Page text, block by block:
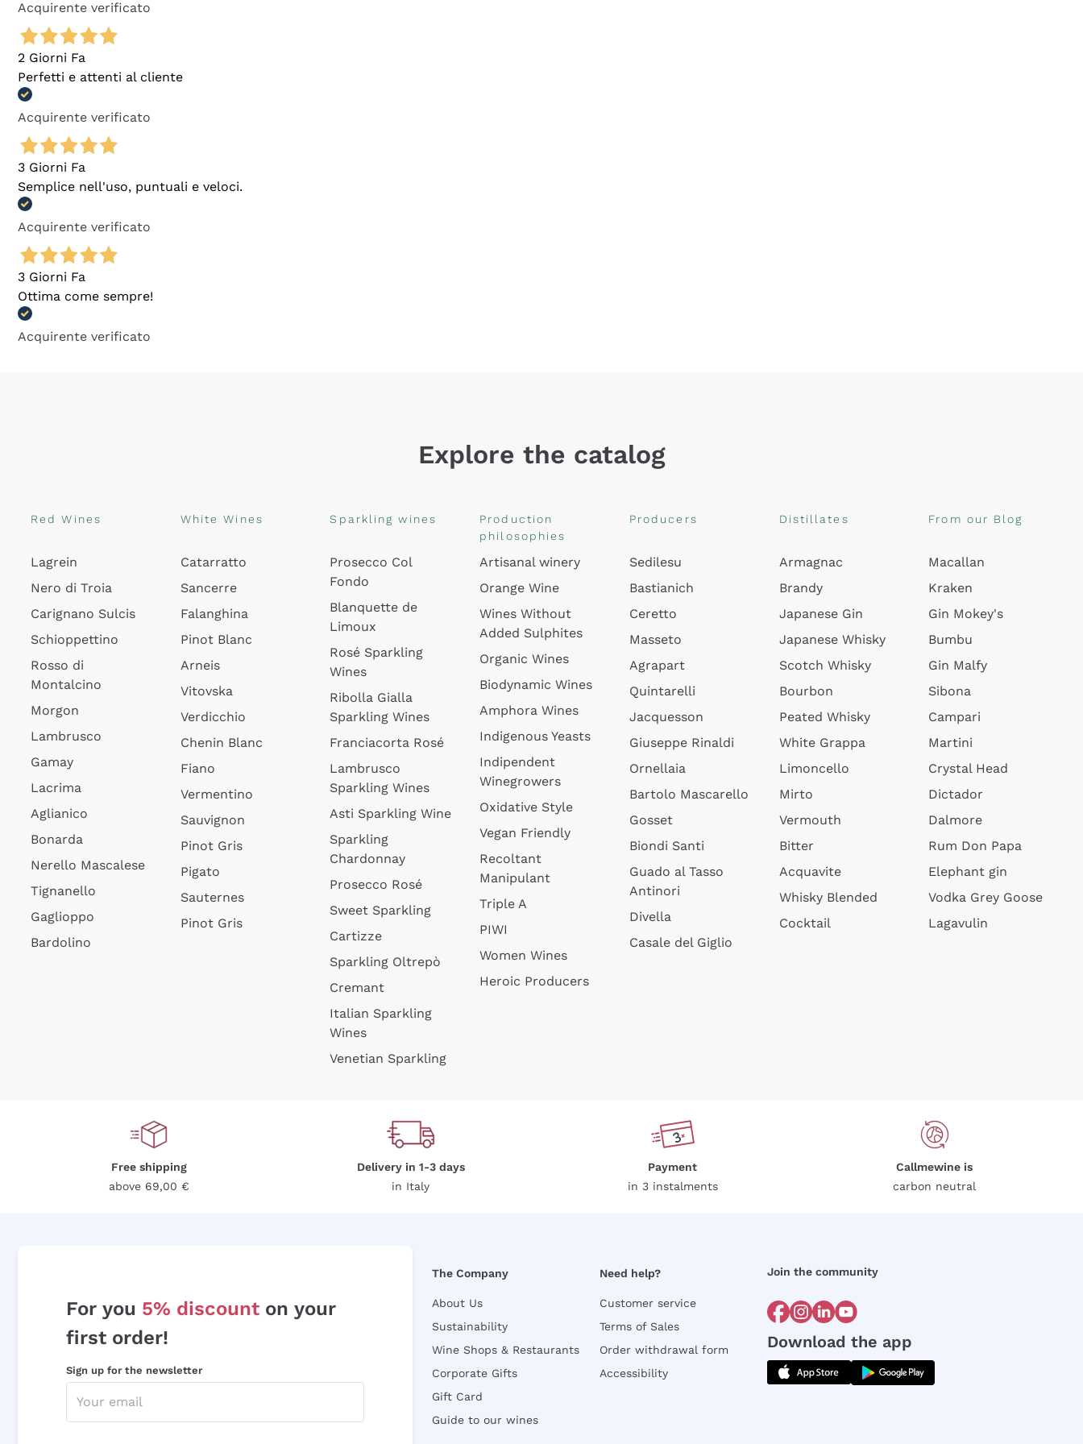
Acquirente verificato
2 Giorni Fa
Perfetti e attenti al cliente
Acquirente verificato
3 Giorni Fa
Semplice nell'uso, puntuali e veloci.
Acquirente verificato
3 Giorni Fa
Ottima come sempre!
Acquirente verificato
Explore the catalog
Red Wines
Lagrein
Nero di Troia
Carignano Sulcis
Schioppettino
Rosso di
Montalcino
Morgon
Lambrusco
Gamay
Lacrima
Aglianico
Bonarda
Nerello Mascalese
Tignanello
Gaglioppo
Bardolino
White Wines
Catarratto
Sancerre
Falanghina
Pinot Blanc
Arneis
Vitovska
Verdicchio
Chenin Blanc
Fiano
Vermentino
Sauvignon
Pinot Gris
Pigato
Sauternes
Pinot Gris
Sparkling wines
Prosecco Col
Fondo
Blanquette de
Limoux
Rosé Sparkling
Wines
Ribolla Gialla
Sparkling Wines
Franciacorta Rosé
Lambrusco
Sparkling Wines
Asti Sparkling Wine
Sparkling
Chardonnay
Prosecco Rosé
Sweet Sparkling
Cartizze
Sparkling Oltrepò
Cremant
Italian Sparkling
Wines
Venetian Sparkling
Production
philosophies
Artisanal winery
Orange Wine
Wines Without
Added Sulphites
Organic Wines
Biodynamic Wines
Amphora Wines
Indigenous Yeasts
Indipendent
Winegrowers
Oxidative Style
Vegan Friendly
Recoltant
Manipulant
Triple A
PIWI
Women Wines
Heroic Producers
Producers
Sedilesu
Bastianich
Ceretto
Masseto
Agrapart
Quintarelli
Jacquesson
Giuseppe Rinaldi
Ornellaia
Bartolo Mascarello
Gosset
Biondi Santi
Guado al Tasso
Antinori
Divella
Casale del Giglio
Distillates
Armagnac
Brandy
Japanese Gin
Japanese Whisky
Scotch Whisky
Bourbon
Peated Whisky
White Grappa
Limoncello
Mirto
Vermouth
Bitter
Acquavite
Whisky Blended
Cocktail
From our Blog
Macallan
Kraken
Gin Mokey's
Bumbu
Gin Malfy
Sibona
Campari
Martini
Crystal Head
Dictador
Dalmore
Rum Don Papa
Elephant gin
Vodka Grey Goose
Lagavulin
Free shipping
above 69,00 €
Delivery in 1-3 days
in Italy
Payment
in 3 instalments
Callmewine is
carbon neutral
For you 5% discount on your
first order!
Sign up for the newsletter
The Company
About Us
Sustainability
Wine Shops & Restaurants
Corporate Gifts
Gift Card
Guide to our wines
Need help?
Customer service
Terms of Sales
Order withdrawal form
Accessibility
Join the community
Download the app